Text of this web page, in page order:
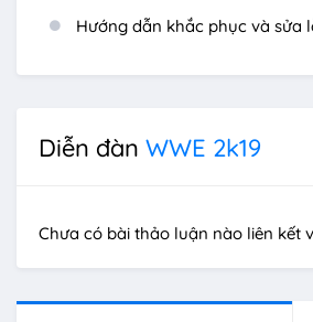
Hướng dẫn khắc phục và sửa
Diễn đàn WWE 2k19
Chưa có bài thảo luận nào liên kết